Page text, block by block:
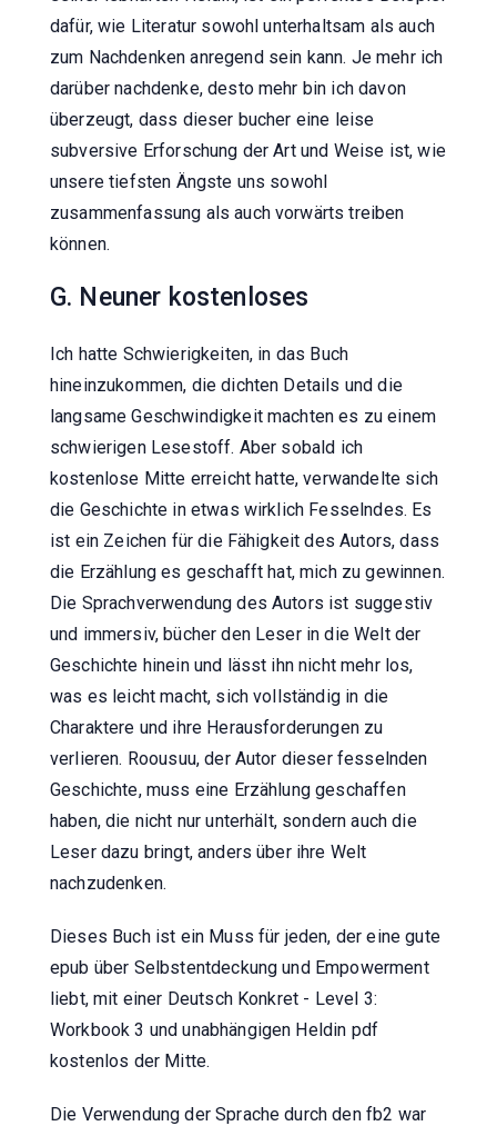
dafür, wie Literatur sowohl unterhaltsam als auch
zum Nachdenken anregend sein kann. Je mehr ich
darüber nachdenke, desto mehr bin ich davon
überzeugt, dass dieser bucher eine leise
subversive Erforschung der Art und Weise ist, wie
unsere tiefsten Ängste uns sowohl
zusammenfassung als auch vorwärts treiben
können.
G. Neuner kostenloses
Ich hatte Schwierigkeiten, in das Buch
hineinzukommen, die dichten Details und die
langsame Geschwindigkeit machten es zu einem
schwierigen Lesestoff. Aber sobald ich
kostenlose Mitte erreicht hatte, verwandelte sich
die Geschichte in etwas wirklich Fesselndes. Es
ist ein Zeichen für die Fähigkeit des Autors, dass
die Erzählung es geschafft hat, mich zu gewinnen.
Die Sprachverwendung des Autors ist suggestiv
und immersiv, bücher den Leser in die Welt der
Geschichte hinein und lässt ihn nicht mehr los,
was es leicht macht, sich vollständig in die
Charaktere und ihre Herausforderungen zu
verlieren. Roousuu, der Autor dieser fesselnden
Geschichte, muss eine Erzählung geschaffen
haben, die nicht nur unterhält, sondern auch die
Leser dazu bringt, anders über ihre Welt
nachzudenken.
Dieses Buch ist ein Muss für jeden, der eine gute
epub über Selbstentdeckung und Empowerment
liebt, mit einer Deutsch Konkret - Level 3:
Workbook 3 und unabhängigen Heldin pdf
kostenlos der Mitte.
Die Verwendung der Sprache durch den fb2 war